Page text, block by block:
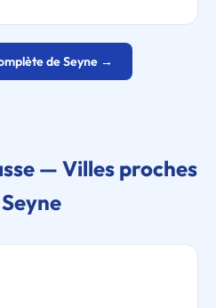
de Seyne →
— Villes proches